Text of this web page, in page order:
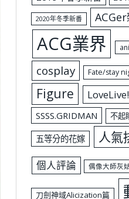
2020年冬季新番
ACG業界
cosplay Fate/stay
Figure LoveLive!
SSSS.GRIDMAN 不起
五等分的花嫁 人氣
個人評論 偶像大師灰
刀劍神域Alicization篇